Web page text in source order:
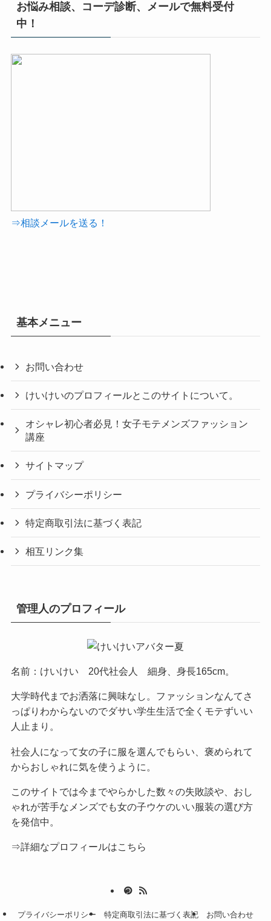
お悩み相談、コーデ診断、メールで無料受付
中！
⇒相談メールを送る！
基本メニュー
お問い合わせ
けいけいのプロフィールとこのサイトについて。
オシャレ初心者必見！女子モテメンズファッション
講座
サイトマップ
プライバシーポリシー
特定商取引法に基づく表記
相互リンク集
管理人のプロフィール
名前：けいけい 20代社会人 細身、身長165cm。
大学時代までお洒落に興味なし。ファッションなんてさ
っぱりわからないのでダサい学生生活で全くモテずいい
人止まり。
社会人になって女の子に服を選んでもらい、褒められて
からおしゃれに気を使うように。
このサイトでは今までやらかした数々の失敗談や、おし
ゃれが苦手なメンズでも女の子ウケのいい服装の選び方
を発信中。
⇒詳細なプロフィールはこちら
プライバシーポリシー 特定商取引法に基づく表記 お問い合わせ